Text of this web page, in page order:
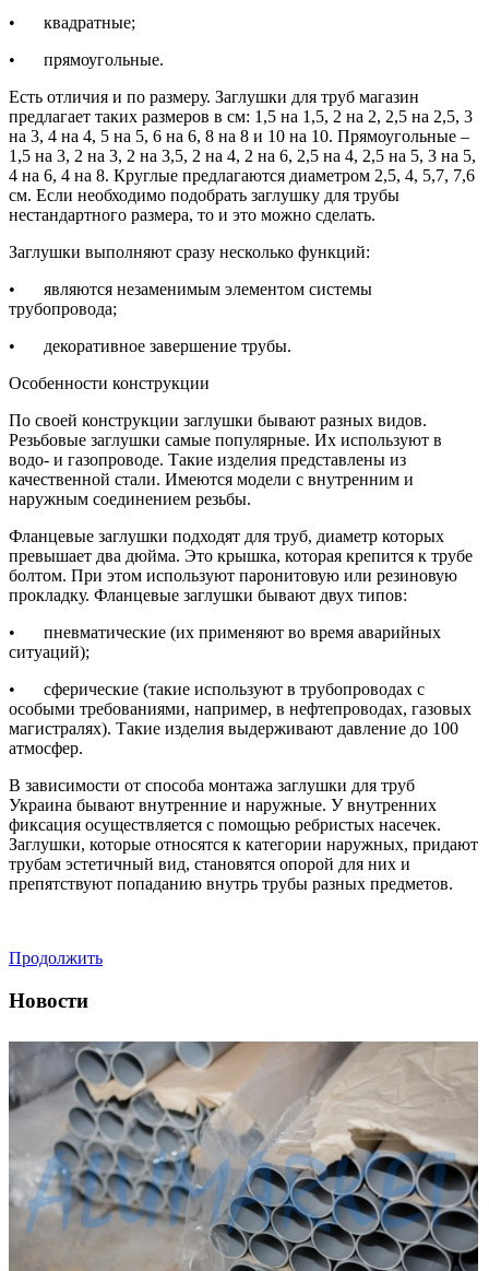
•
квадратные;
•
прямоугольные.
Есть отличия и по размеру. Заглушки для труб магазин
предлагает таких размеров в см: 1,5 на 1,5, 2 на 2, 2,5 на 2,5, 3
на 3, 4 на 4, 5 на 5, 6 на 6, 8 на 8 и 10 на 10. Прямоугольные –
1,5 на 3, 2 на 3, 2 на 3,5, 2 на 4, 2 на 6, 2,5 на 4, 2,5 на 5, 3 на 5,
4 на 6, 4 на 8. Круглые предлагаются диаметром 2,5, 4, 5,7, 7,6
см. Если необходимо подобрать заглушку для трубы
нестандартного размера, то и это можно сделать.
Заглушки выполняют сразу несколько функций:
•
являются незаменимым элементом системы
трубопровода;
•
декоративное завершение трубы.
Особенности конструкции
По своей конструкции заглушки бывают разных видов.
Резьбовые заглушки самые популярные. Их используют в
водо- и газопроводе. Такие изделия представлены из
качественной стали. Имеются модели с внутренним и
наружным соединением резьбы.
Фланцевые заглушки подходят для труб, диаметр которых
превышает два дюйма. Это крышка, которая крепится к трубе
болтом. При этом используют паронитовую или резиновую
прокладку. Фланцевые заглушки бывают двух типов:
•
пневматические (их применяют во время аварийных
ситуаций);
•
сферические (такие используют в трубопроводах с
особыми требованиями, например, в нефтепроводах, газовых
магистралях). Такие изделия выдерживают давление до 100
атмосфер.
В зависимости от способа монтажа заглушки для труб
Украина бывают внутренние и наружные. У внутренних
фиксация осуществляется с помощью ребристых насечек.
Заглушки, которые относятся к категории наружных, придают
трубам эстетичный вид, становятся опорой для них и
препятствуют попаданию внутрь трубы разных предметов.
Продолжить
Новости